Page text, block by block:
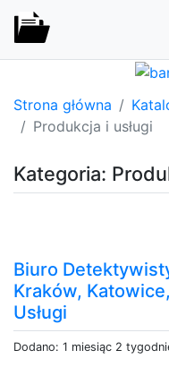
Strona główna
Produkcja i usługi
Kategoria:
Biuro
Kraków,
Usługi
Dodano: 1 miesiąc 2